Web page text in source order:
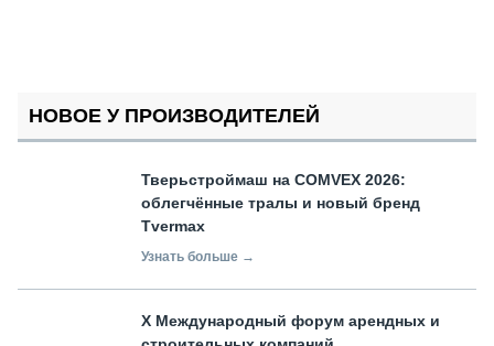
НОВОЕ У ПРОИЗВОДИТЕЛЕЙ
Тверьстроймаш на COMVEX 2026:
облегчённые тралы и новый бренд
Tvermax
Узнать больше →
X Международный форум арендных и